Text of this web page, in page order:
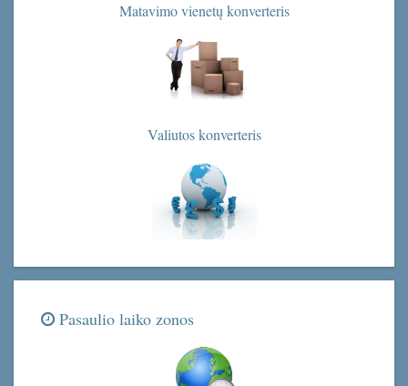
Matavimo vienetų konverteris
Valiutos konverteris
Pasaulio laiko zonos